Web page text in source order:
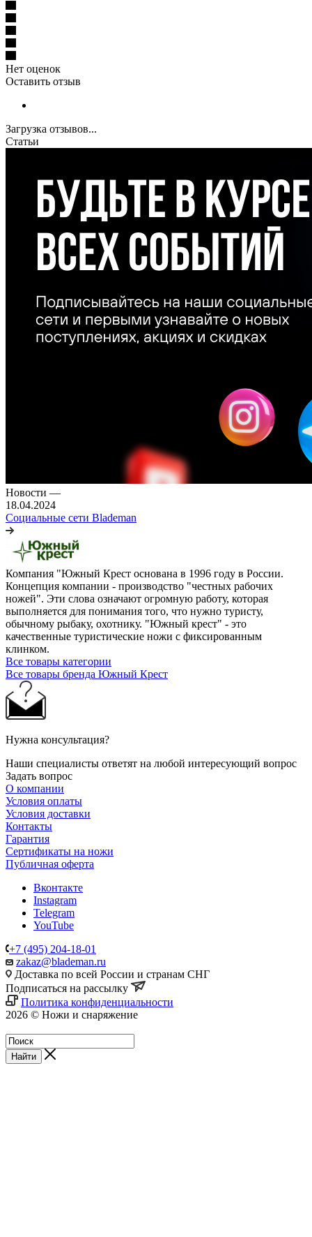
Нет оценок
Оставить отзыв
Загрузка отзывов...
Статьи
Новости —
18.04.2024
Социальные сети Blademan
Компания "Южный Крест основана в 1996 году в России.
Концепция компании - производство "честных рабочих
ножей". Эти слова означают огромную работу, которая
выполняется для понимания того, что нужно туристу,
обычному рыбаку, охотнику. "Южный крест" - это
качественные туристические ножи с фиксированным
клинком.
Все товары категории
Все товары бренда Южный Крест
Нужна консультация?
Наши специалисты ответят на любой интересующий вопрос
Задать вопрос
О компании
Условия оплаты
Условия доставки
Контакты
Гарантия
Сертификаты на ножи
Публичная оферта
Вконтакте
Instagram
Telegram
YouTube
+7 (495) 204-18-01
zakaz@blademan.ru
Доставка по всей России и странам СНГ
Подписаться на рассылку
Политика конфиденциальности
2026 © Ножи и снаряжение
Найти